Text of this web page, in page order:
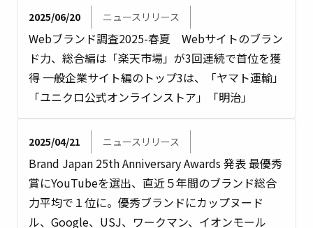
2025/06/20 ニュースリリース
Webブランド調査2025-春夏 Webサイトのブラン
ド力、総合編は「楽天市場」が3回連続で首位を獲
得 一般企業サイト編のトップ3は、「ヤマト運輸」
「ユニクロ公式オンラインストア」「明治」
2025/04/21 ニュースリリース
Brand Japan 25th Anniversary Awards 発表 最優秀
賞にYouTubeを選出、直近５年間のブランド総合
力平均で１位に。優秀ブランドにカップヌード
ル、Google、USJ、ワークマン、イオンモール